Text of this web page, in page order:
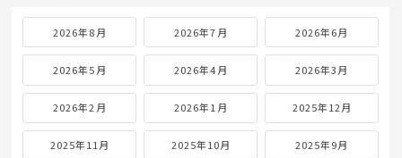
2026年8月 2026年7月 2026年6月
2026年5月 2026年4月 2026年3月
2026年2月 2026年1月 2025年12月
2025年11月 2025年10月 2025年9月